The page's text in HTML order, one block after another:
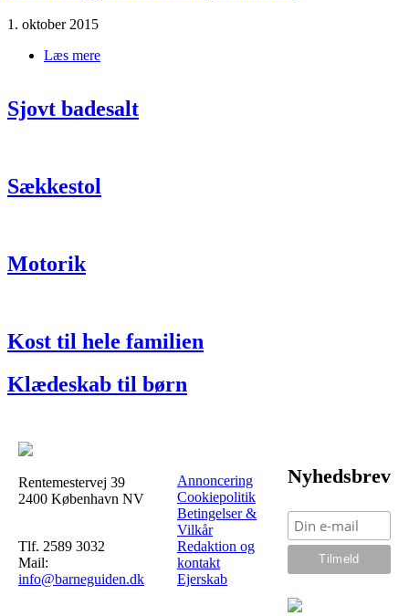
1. oktober 2015
Læs mere
Sjovt badesalt
Sækkestol
Motorik
Kost til hele familien
Klædeskab til børn
Rentemestervej 39
2400 København NV
Tlf. 2589 3032
Mail:
info@barneguiden.dk
Annoncering
Cookiepolitik
Betingelser &
Vilkår
Redaktion og
kontakt
Ejerskab
Nyhedsbrev